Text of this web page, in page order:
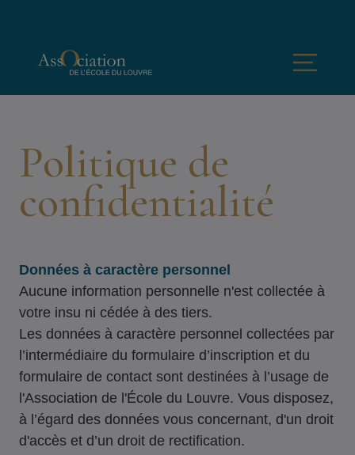
Politique de
confidentialité
Données à caractère personnel
Aucune information personnelle n'est collectée à
votre insu ni cédée à des tiers.
Les données à caractère personnel collectées par
l’intermédiaire du formulaire d’inscription et du
formulaire de contact sont destinées à l’usage de
l'Association de l'École du Louvre. Vous disposez,
à l’égard des données vous concernant, d'un droit
d'accès et d’un droit de rectification.